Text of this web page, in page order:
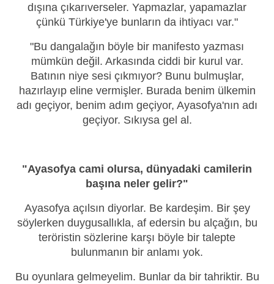
dışına çıkarıverseler. Yapmazlar, yapamazlar
çünkü Türkiye'ye bunların da ihtiyacı var."
"Bu dangalağın böyle bir manifesto yazması
mümkün değil. Arkasında ciddi bir kurul var.
Batının niye sesi çıkmıyor? Bunu bulmuşlar,
hazırlayıp eline vermişler. Burada benim ülkemin
adı geçiyor, benim adım geçiyor, Ayasofya'nın adı
geçiyor. Sıkıysa gel al.
"Ayasofya cami olursa, dünyadaki camilerin
başına neler gelir?"
Ayasofya açılsın diyorlar. Be kardeşim. Bir şey
söylerken duygusallıkla, af edersin bu alçağın, bu
teröristin sözlerine karşı böyle bir talepte
bulunmanın bir anlamı yok.
Bu oyunlara gelmeyelim. Bunlar da bir tahriktir. Bu